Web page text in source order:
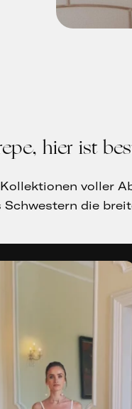
hier ist
voller
Schwestern die